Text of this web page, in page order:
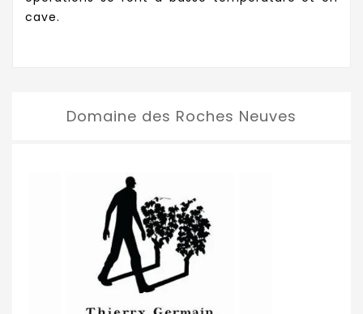
cave.
Domaine des Roches Neuves